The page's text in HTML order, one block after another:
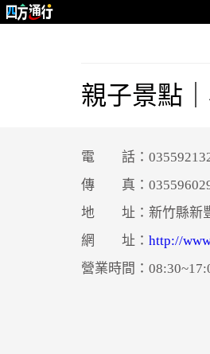
親子景點
電 話：
傳 真：
地 址：新竹縣新
網 址： http://
營業時間：